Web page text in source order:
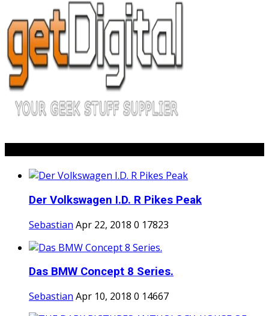
Der Volkswagen I.D. R Pikes Peak
Sebastian Apr 22, 2018 0 17823
Das BMW Concept 8 Series.
Sebastian Apr 10, 2018 0 14667